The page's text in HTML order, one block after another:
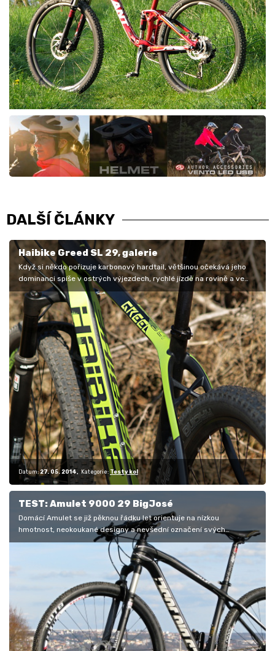
DALŠÍ ČLÁNKY
Haibike Greed SL 29, galerie
Když si někdo pořizuje karbonový hardtail, většinou očekává jeho
dominanci spíše v ostrých výjezdech, rychlé jízdě na rovině a ve
sjezdech…
Datum: 27. 05. 2014 Kategorie: Testy kol
TEST: Amulet 9000 29 BigJosé
Domácí Amulet se již pěknou řádku let orientuje na nízkou
hmotnost, neokoukané designy a nevšední označení svých
modelových řad.…